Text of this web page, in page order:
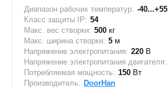
Диапазон рабочих температур: -40...+55
Класс защиты IP: 54
Макс. вес створки: 500 кг
Макс. ширина створки: 5 м
Напряжение электропитания: 220 В
Напряжение электропитания двигателя:
Потребляемая мощность: 150 Вт
Производитель: DoorHan